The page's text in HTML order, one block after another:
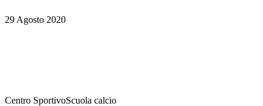
29 Agosto 2020
Centro SportivoScuola calcio